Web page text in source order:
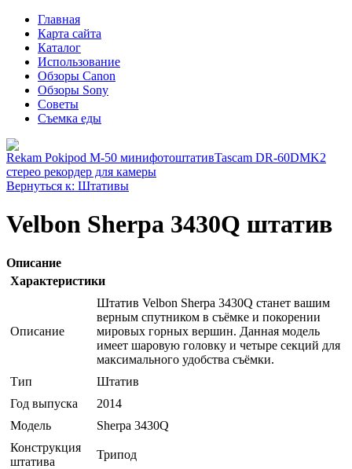
Главная
Карта сайта
Каталог
Использование
Обзоры Canon
Обзоры Sony
Советы
Съемка еды
Rekam Pokipod M-50 минифотоштативTascam DR-60DMK2
стерео рекордер для камеры
Вернуться к: Штативы
Velbon Sherpa 3430Q штатив
Описание
Характеристики
Описание
Штатив Velbon Sherpa 3430Q станет вашим
верным спутником в съёмке и покорении
мировых горных вершин. Данная модель
имеет шаровую головку и четыре секций для
максимального удобства съёмки.
Тип
Штатив
Год выпуска
2014
Модель
Sherpa 3430Q
Конструкция
штатива
Трипод